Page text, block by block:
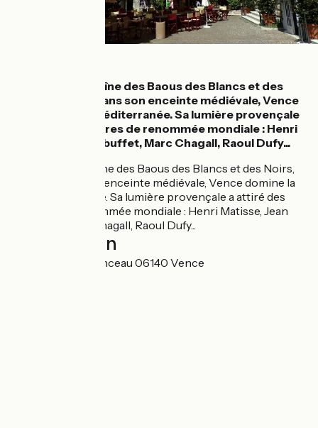
Au pied de la chaîne des Baous des Blancs et des
Noirs, corseté dans son enceinte médiévale, Vence
domine la mer Méditerranée. Sa lumière provençale
a attiré des peintres de renommée mondiale : Henri
Matisse, Jean Dubuffet, Marc Chagall, Raoul Dufy...
Au pied de la chaîne des Baous des Blancs et des Noirs,
corseté dans son enceinte médiévale, Vence domine la
mer Méditerranée. Sa lumière provençale a attiré des
peintres de renommée mondiale : Henri Matisse, Jean
Dubuffet, Marc Chagall, Raoul Dufy...
Localisation
1 ter Place Clemenceau 06140 Vence